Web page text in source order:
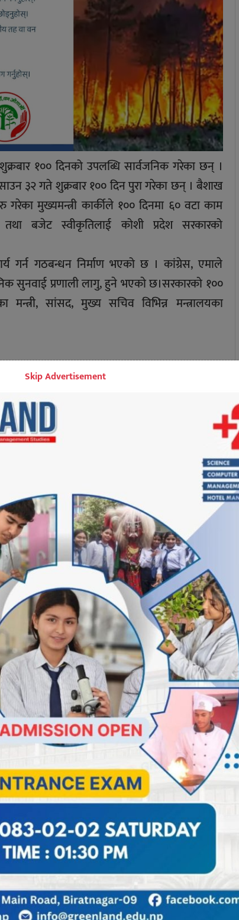
१०० दिनको उपलब्धि सार्वजनिक गरेका छन् ।
३२ गते शुक्रबार १०० दिन पुरा गरेका छन् । बैशाख
मुख्यमन्त्री कार्कीले १०० दिनमा ६० वटा काम
बजेट स्वीकृतिलाई कोशी प्रदेश सरकारको
गर्न गठबन्धन निर्माण भएको छ । कांग्रेस, एमाले
सुनवाई प्रणाली लागु, हुने भएकाे छ।सरकारको १००
मन्त्री, सांसद, मुख्य सचिव विभिन्न मन्त्रालयका
Skip Advertisement